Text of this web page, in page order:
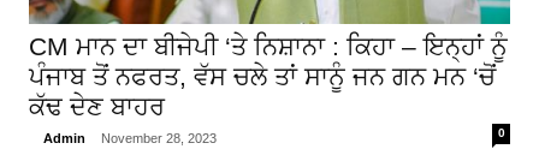
CM ਮਾਨ ਦਾ ਬੀਜੇਪੀ ‘ਤੇ ਨਿਸ਼ਾਨਾ : ਕਿਹਾ – ਇਨ੍ਹਾਂ ਨੂੰ
ਪੰਜਾਬ ਤੋਂ ਨਫਰਤ, ਵੱਸ ਚਲੇ ਤਾਂ ਸਾਨੂੰ ਜਨ ਗਨ ਮਨ ‘ਚੋਂ
ਕੱਢ ਦੇਣ ਬਾਹਰ
Admin November 28, 2023 0